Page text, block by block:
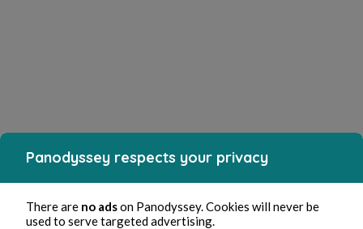
Panodyssey respects your privacy
There are no adson Panodyssey. Cookies will never be
used to serve targeted advertising.